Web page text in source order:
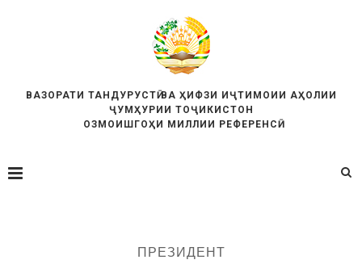
ВАЗОРАТИ ТАНДУРУСТӢ ВА ҲИФЗИ ИҶТИМОИИ АҲОЛИИ
ҶУМҲУРИИ ТОҶИКИСТОН
ОЗМОИШГОҲИ МИЛЛИИ РЕФЕРЕНСӢ
ПРЕЗИДЕНТ